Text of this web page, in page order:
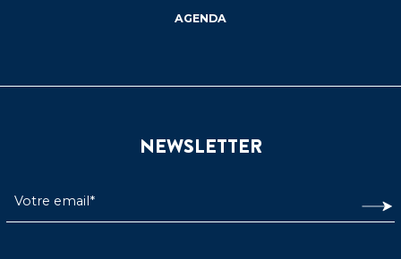
AGENDA
NEWSLETTER